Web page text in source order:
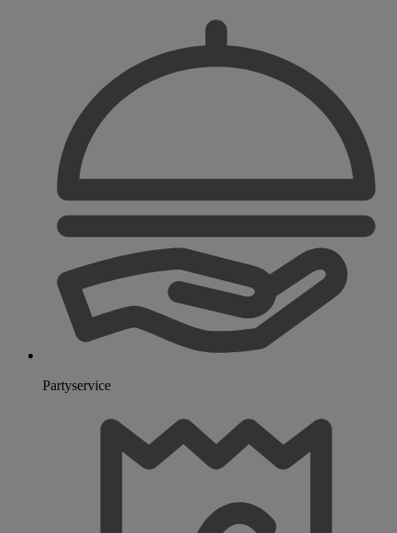
Partyservice